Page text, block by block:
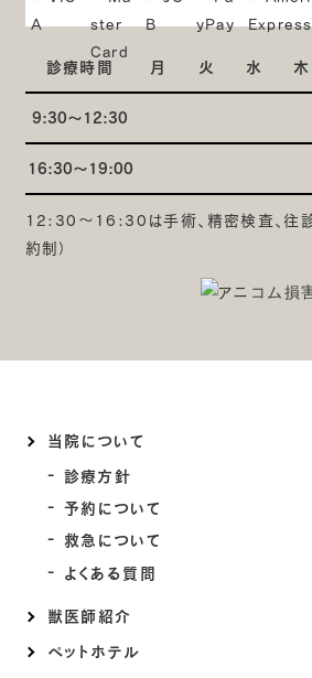
診療時間 月 火 水 木
9:30～12:30
16:30～19:00
12:30～16:30は手術、精密検査、往診
約制）
当院について
診療方針
予約について
救急について
よくある質問
獣医師紹介
ペットホテル